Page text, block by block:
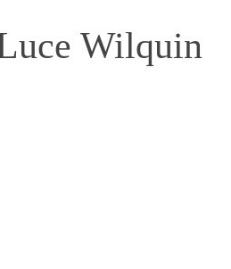
Wilquin